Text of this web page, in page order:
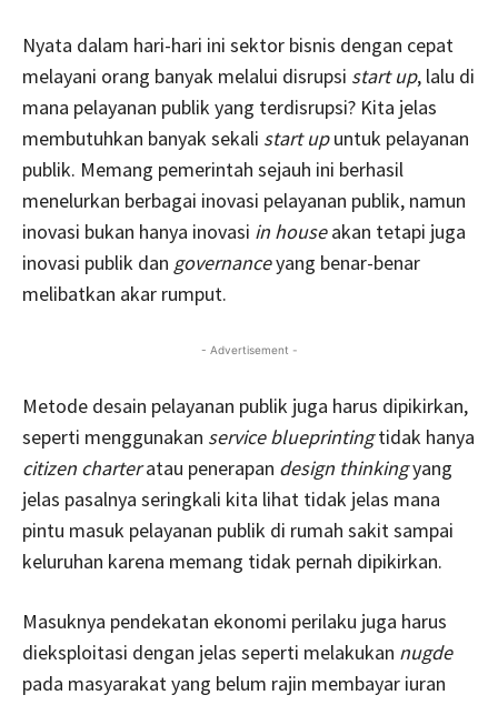
Nyata dalam hari-hari ini sektor bisnis dengan cepat
melayani orang banyak melalui disrupsi start up, lalu di
mana pelayanan publik yang terdisrupsi? Kita jelas
membutuhkan banyak sekali start upuntuk pelayanan
publik. Memang pemerintah sejauh ini berhasil
menelurkan berbagai inovasi pelayanan publik, namun
inovasi bukan hanya inovasi in houseakan tetapi juga
inovasi publik dan governanceyang benar-benar
melibatkan akar rumput.
- Advertisement -
Metode desain pelayanan publik juga harus dipikirkan,
seperti menggunakan service blueprintingtidak hanya
citizen charteratau penerapan design thinkingyang
jelas pasalnya seringkali kita lihat tidak jelas mana
pintu masuk pelayanan publik di rumah sakit sampai
keluruhan karena memang tidak pernah dipikirkan.
Masuknya pendekatan ekonomi perilaku juga harus
dieksploitasi dengan jelas seperti melakukan nugde
pada masyarakat yang belum rajin membayar iuran